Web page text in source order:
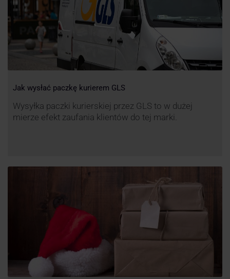
Jak wysłać paczkę kurierem GLS
Wysyłka paczki kurierskiej przez GLS to w dużej
mierze efekt zaufania klientów do tej marki.